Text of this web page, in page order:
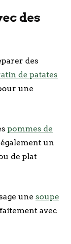
des
des
de patates
une
pommes de
un
de plat
une soupe
avec